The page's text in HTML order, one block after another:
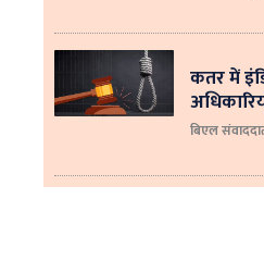
कतर में
बिएल